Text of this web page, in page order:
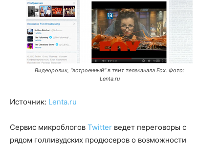
Видеоролик, "встроенный" в твит телеканала Fox. Фото:
Lenta.ru
Источник: Lenta.ru
Сервис микроблогов Twitter ведет переговоры с
рядом голливудских продюсеров о возможности